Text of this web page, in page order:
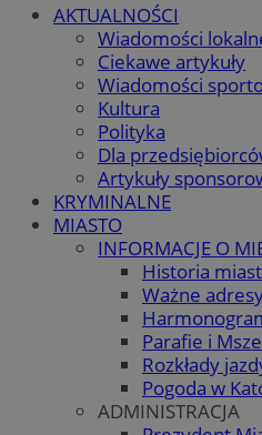
AKTUALNOŚCI
Wiadomości
Ciekawe artykuły
Wiadomości
Kultura
Polityka
Dla
Artykuły
KRYMINALNE
MIASTO
INFORMACJE O
Historia
Ważne
Parafie i
Rozkłady
Pogoda w
ADMINISTRACJA